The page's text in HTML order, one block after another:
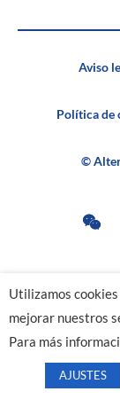
Aviso
Política de
©
Utilizamos
mejorar nuestros
Para más
AJUSTES